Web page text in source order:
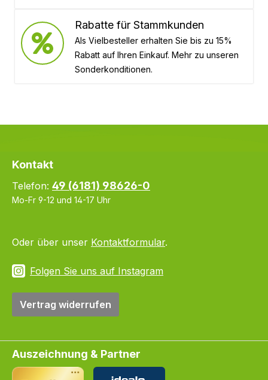
Rabatte für Stammkunden
Als Vielbesteller erhalten Sie bis zu 15%
Rabatt auf Ihren Einkauf. Mehr zu unseren
Sonderkonditionen.
Kontakt
Telefon: 49 (6181) 98626-0
Mo-Fr 9-12 und 14-17 Uhr
Oder über unser Kontaktformular.
Folgen Sie uns auf Instagram
Vertrag widerrufen
Auszeichnung & Partner